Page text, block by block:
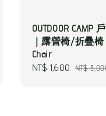
OUTDOOR CAMP
｜露營椅/折疊椅
Chair
Sale
NT$ 1,600 Regular
NT$